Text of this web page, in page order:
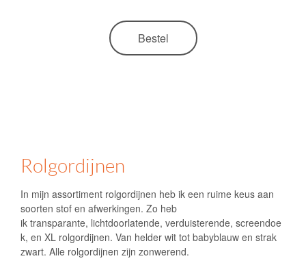
Bestel
Rolgordijnen
In mijn assortiment rolgordijnen heb ik een ruime keus aan
soorten stof en afwerkingen. Zo heb
ik transparante, lichtdoorlatende, verduisterende, screendoe
k, en XL rolgordijnen. Van helder wit tot babyblauw en strak
zwart. Alle rolgordijnen zijn zonwerend.